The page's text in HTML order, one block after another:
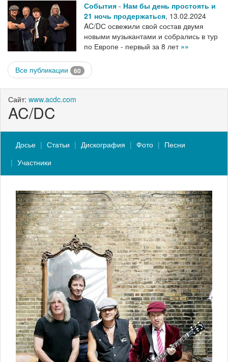
События - Нам бы день простоять и
21 ночь продержаться, 13.02.2024
AC/DС освежили свой состав двумя
новыми музыкантами и собрались в тур
по Европе - первый за 8 лет »»
Все публикации 60
Сайт: www.acdc.com
AC/DC
Досье Статьи Дискография Фото
Песни
Участники